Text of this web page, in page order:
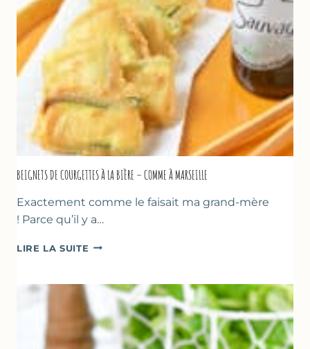
–
SANS
SORBETIÈRE
BEIGNETS DE COURGETTES À LA BIÈRE – COMME À MARSEILLE
Exactement comme le faisait ma grand-mère
! Parce qu’il y a…
LIRE LA SUITE BEIGNETS
LA
BIÈRE
–
COMME